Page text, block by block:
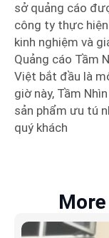
sở quảng cáo
công ty thực
kinh nghiệm và
Quảng cáo Tầm
Việt bắt đầu là
giờ này, Tầm
sản phẩm ưu tú
quý khách